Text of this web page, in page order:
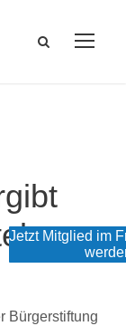
Bürgerstiftung
Jetzt Mitglied im